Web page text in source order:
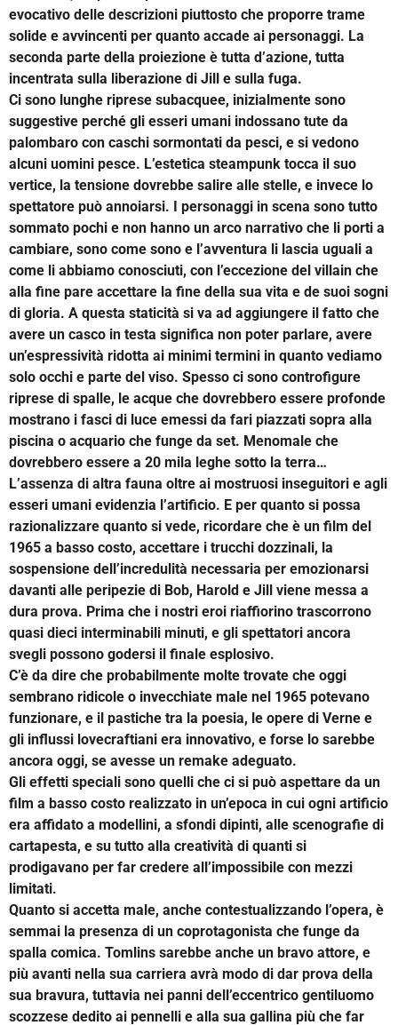
evocativo delle descrizioni piuttosto che proporre trame
solide e avvincenti per quanto accade ai personaggi. La
seconda parte della proiezione è tutta d’azione, tutta
incentrata sulla liberazione di Jill e sulla fuga.
Ci sono lunghe riprese subacquee, inizialmente sono
suggestive perché gli esseri umani indossano tute da
palombaro con caschi sormontati da pesci, e si vedono
alcuni uomini pesce. L’estetica steampunk tocca il suo
vertice, la tensione dovrebbe salire alle stelle, e invece lo
spettatore può annoiarsi. I personaggi in scena sono tutto
sommato pochi e non hanno un arco narrativo che li porti a
cambiare, sono come sono e l’avventura li lascia uguali a
come li abbiamo conosciuti, con l’eccezione del villain che
alla fine pare accettare la fine della sua vita e de suoi sogni
di gloria. A questa staticità si va ad aggiungere il fatto che
avere un casco in testa significa non poter parlare, avere
un’espressività ridotta ai minimi termini in quanto vediamo
solo occhi e parte del viso. Spesso ci sono controfigure
riprese di spalle, le acque che dovrebbero essere profonde
mostrano i fasci di luce emessi da fari piazzati sopra alla
piscina o acquario che funge da set. Menomale che
dovrebbero essere a 20 mila leghe sotto la terra…
L’assenza di altra fauna oltre ai mostruosi inseguitori e agli
esseri umani evidenzia l’artificio. E per quanto si possa
razionalizzare quanto si vede, ricordare che è un film del
1965 a basso costo, accettare i trucchi dozzinali, la
sospensione dell’incredulità necessaria per emozionarsi
davanti alle peripezie di Bob, Harold e Jill viene messa a
dura prova. Prima che i nostri eroi riaffiorino trascorrono
quasi dieci interminabili minuti, e gli spettatori ancora
svegli possono godersi il finale esplosivo.
C’è da dire che probabilmente molte trovate che oggi
sembrano ridicole o invecchiate male nel 1965 potevano
funzionare, e il pastiche tra la poesia, le opere di Verne e
gli influssi lovecraftiani era innovativo, e forse lo sarebbe
ancora oggi, se avesse un remake adeguato.
Gli effetti speciali sono quelli che ci si può aspettare da un
film a basso costo realizzato in un’epoca in cui ogni artificio
era affidato a modellini, a sfondi dipinti, alle scenografie di
cartapesta, e su tutto alla creatività di quanti si
prodigavano per far credere all’impossibile con mezzi
limitati.
Quanto si accetta male, anche contestualizzando l’opera, è
semmai la presenza di un coprotagonista che funge da
spalla comica. Tomlins sarebbe anche un bravo attore, e
più avanti nella sua carriera avrà modo di dar prova della
sua bravura, tuttavia nei panni dell’eccentrico gentiluomo
scozzese dedito ai pennelli e alla sua gallina più che far